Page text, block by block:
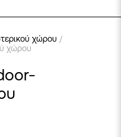
χώρου /
χώρου